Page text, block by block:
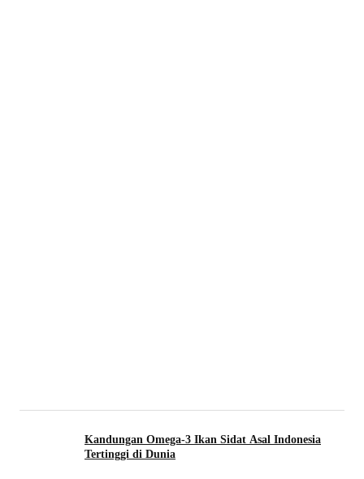
Kandungan Omega-3 Ikan Sidat Asal Indonesia
Tertinggi di Dunia